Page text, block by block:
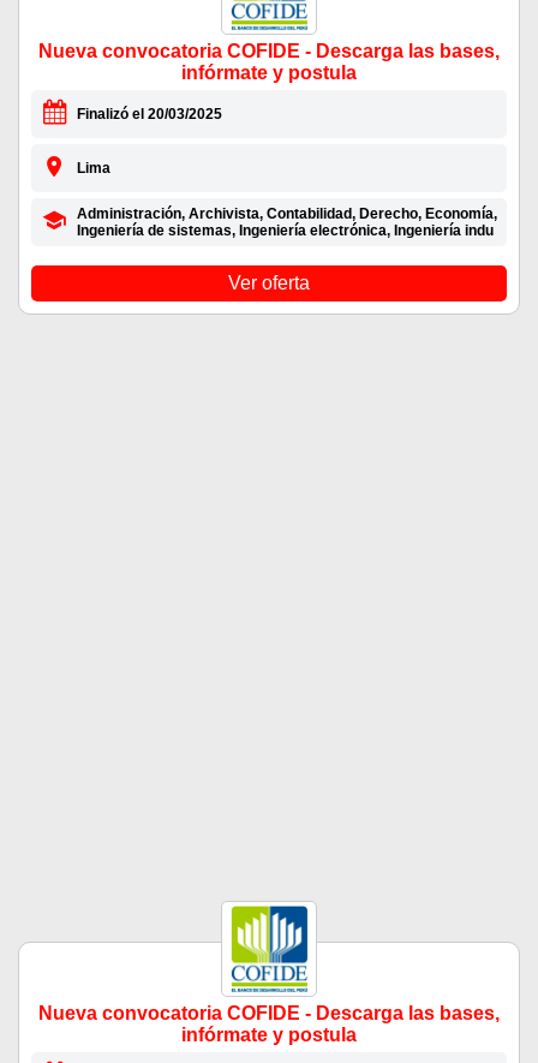
Nueva convocatoria COFIDE - Descarga las bases,
infórmate y postula
Finalizó el 20/03/2025
Lima
Administración, Archivista, Contabilidad, Derecho, Economía,
Ingeniería de sistemas, Ingeniería electrónica, Ingeniería indu
Ver oferta
Nueva convocatoria COFIDE - Descarga las bases,
infórmate y postula